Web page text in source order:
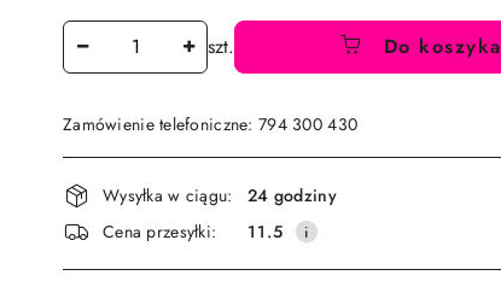
Ilość szt. Do koszyka
Zamówienie telefoniczne: 794 300 430
Dostępność
i
dostawa
Wysyłka w ciągu:
24 godziny
Cena przesyłki:
11.5